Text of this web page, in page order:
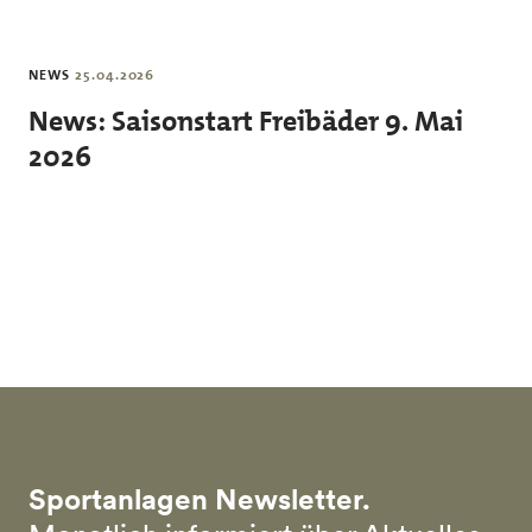
NEWS 25.04.2026
News: Saisonstart Freibäder 9. Mai
2026
Sportanlagen Newsletter.